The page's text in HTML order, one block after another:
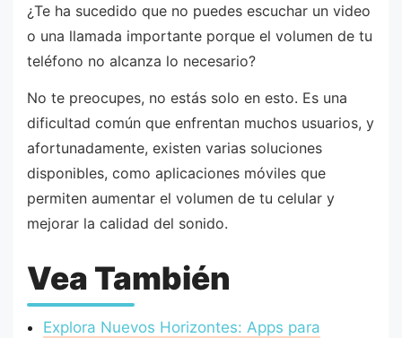
¿Te ha sucedido que no puedes escuchar un video
o una llamada importante porque el volumen de tu
teléfono no alcanza lo necesario?
No te preocupes, no estás solo en esto. Es una
dificultad común que enfrentan muchos usuarios, y
afortunadamente, existen varias soluciones
disponibles, como aplicaciones móviles que
permiten aumentar el volumen de tu celular y
mejorar la calidad del sonido.
Vea También
Explora Nuevos Horizontes: Apps para